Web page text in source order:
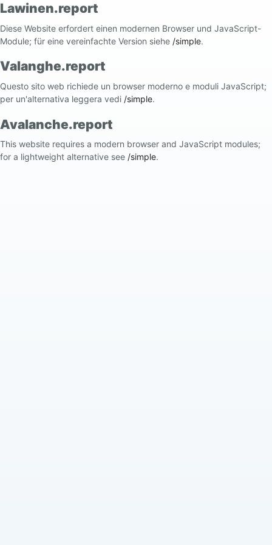
Lawinen.report
Diese Website erfordert einen modernen Browser und JavaScript-
Module; für eine vereinfachte Version siehe /simple.
Valanghe.report
Questo sito web richiede un browser moderno e moduli JavaScript;
per un'alternativa leggera vedi /simple.
Avalanche.report
This website requires a modern browser and JavaScript modules;
for a lightweight alternative see /simple.